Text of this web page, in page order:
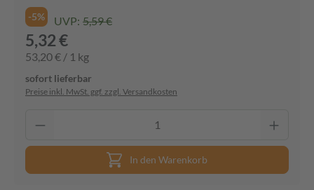
-5% UVP: 5,59 €
5,32 €
53,20 € / 1 kg
sofort lieferbar
Preise inkl. MwSt. ggf. zzgl. Versandkosten
In den Warenkorb